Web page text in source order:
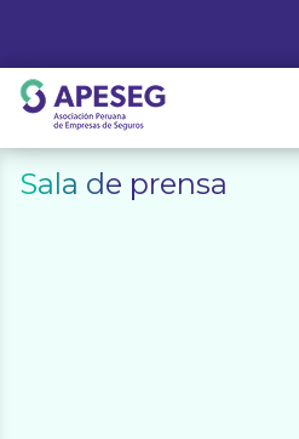
content
APESEG
Sala de prensa